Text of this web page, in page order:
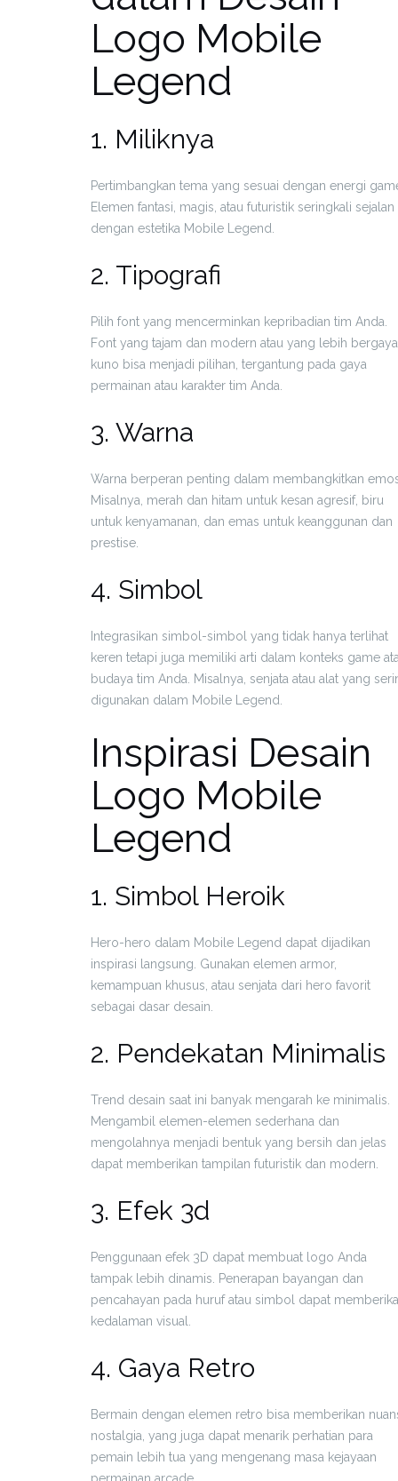
Logo Mobile
Legend
1. Miliknya
Pertimbangkan tema yang sesuai dengan energi
Elemen fantasi, magis, atau futuristik seringkali sejalan
dengan estetika Mobile Legend.
2. Tipografi
Pilih font yang mencerminkan kepribadian tim Anda.
Font yang tajam dan modern atau yang lebih bergaya
kuno bisa menjadi pilihan, tergantung pada gaya
permainan atau karakter tim Anda.
3. Warna
Warna berperan penting dalam membangkitkan
Misalnya, merah dan hitam untuk kesan agresif, biru
untuk kenyamanan, dan emas untuk keanggunan dan
prestise.
4. Simbol
Integrasikan simbol-simbol yang tidak hanya terlihat
keren tetapi juga memiliki arti dalam konteks game
budaya tim Anda. Misalnya, senjata atau alat yang
digunakan dalam Mobile Legend.
Inspirasi Desain
Logo Mobile
Legend
1. Simbol Heroik
Hero-hero dalam Mobile Legend dapat dijadikan
inspirasi langsung. Gunakan elemen armor,
kemampuan khusus, atau senjata dari hero favorit
sebagai dasar desain.
2. Pendekatan Minimalis
Trend desain saat ini banyak mengarah ke minimalis.
Mengambil elemen-elemen sederhana dan
mengolahnya menjadi bentuk yang bersih dan jelas
dapat memberikan tampilan futuristik dan modern.
3. Efek 3d
Penggunaan efek 3D dapat membuat logo Anda
tampak lebih dinamis. Penerapan bayangan dan
pencahayan pada huruf atau simbol dapat
kedalaman visual.
4. Gaya Retro
Bermain dengan elemen retro bisa memberikan
nostalgia, yang juga dapat menarik perhatian para
pemain lebih tua yang mengenang masa kejayaan